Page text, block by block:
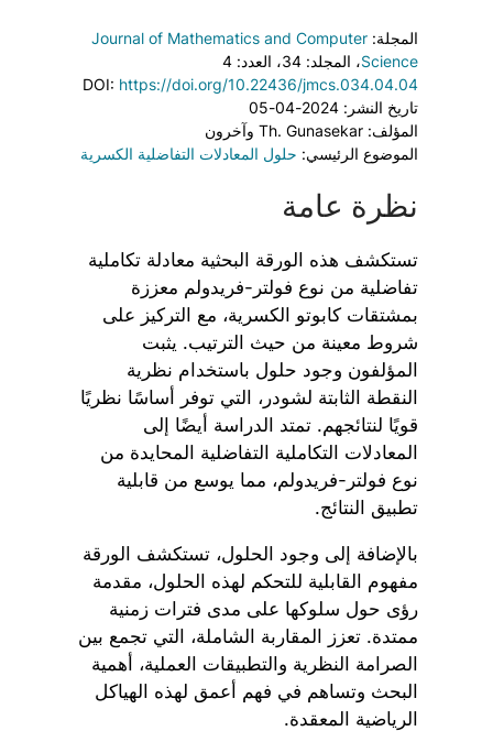
المجلة: Journal of Mathematics and Computer
Science، المجلد: 34
، العدد: 4
DOI: https://doi.org/10.22436/jmcs.034.04.04
تاريخ النشر: 2024-04-05
المؤلف: Th. Gunasekar وآخرون
الموضوع الرئيسي: حلول المعادلات التفاضلية الكسرية
نظرة عامة
تستكشف هذه الورقة البحثية معادلة تكاملية
تفاضلية من نوع فولتر-فريدولم معززة
بمشتقات كابوتو الكسرية، مع التركيز على
شروط معينة من حيث الترتيب. يثبت
المؤلفون وجود حلول باستخدام نظرية
النقطة الثابتة لشودر، التي توفر أساسًا نظريًا
قويًا لنتائجهم. تمتد الدراسة أيضًا إلى
المعادلات التكاملية التفاضلية المحايدة من
نوع فولتر-فريدولم، مما يوسع من قابلية
تطبيق النتائج.
بالإضافة إلى وجود الحلول، تستكشف الورقة
مفهوم القابلية للتحكم لهذه الحلول، مقدمة
رؤى حول سلوكها على مدى فترات زمنية
ممتدة. تعزز المقاربة الشاملة، التي تجمع بين
الصرامة النظرية والتطبيقات العملية، أهمية
البحث وتساهم في فهم أعمق لهذه الهياكل
الرياضية المعقدة.